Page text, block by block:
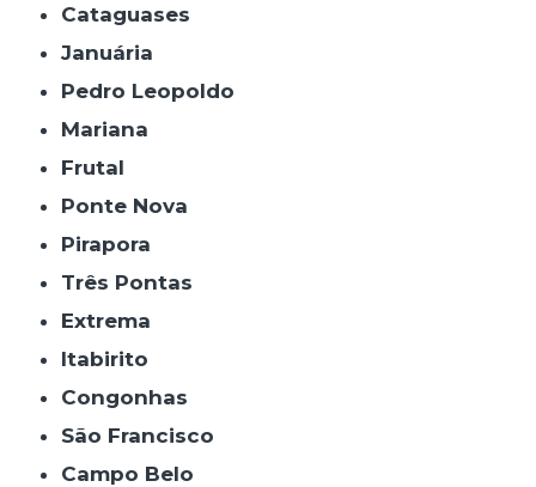
Cataguases
Januária
Pedro Leopoldo
Mariana
Frutal
Ponte Nova
Pirapora
Três Pontas
Extrema
Itabirito
Congonhas
São Francisco
Campo Belo